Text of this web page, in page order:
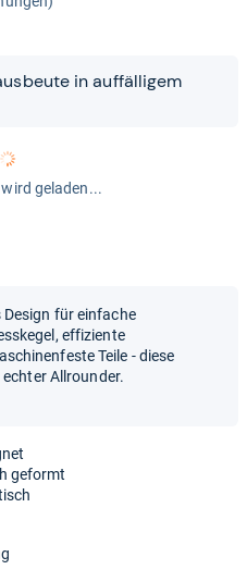
in auf­fäl­li­gem
geladen...
für einfache
effiziente
Teile - diese
Allrounder.
geformt